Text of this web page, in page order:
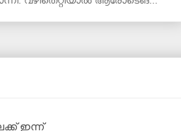
ഇന്ന്